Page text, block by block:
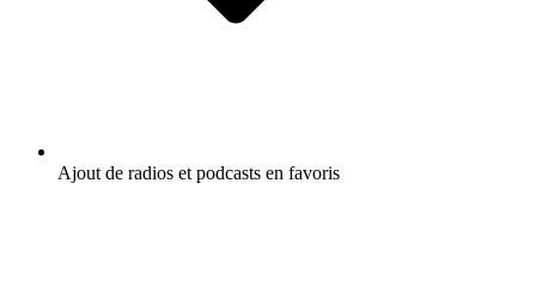
Ajout de radios et podcasts en favoris